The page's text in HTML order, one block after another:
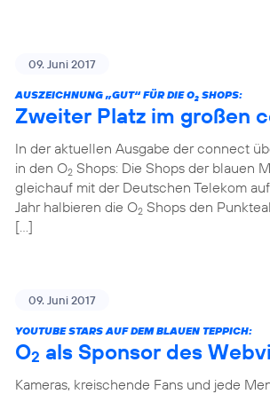
09. Juni 2017
AUSZEICHNUNG „GUT“ FÜR DIE O2 SHOPS:
Zweiter Platz im großen
In der aktuellen Ausgabe der connect
in den O2 Shops: Die Shops der blauen
gleichauf mit der Deutschen Telekom
Jahr halbieren die O2 Shops den
[…]
09. Juni 2017
YOUTUBE STARS AUF DEM BLAUEN TEPPICH:
O2 als Sponsor des
Kameras, kreischende Fans und jede